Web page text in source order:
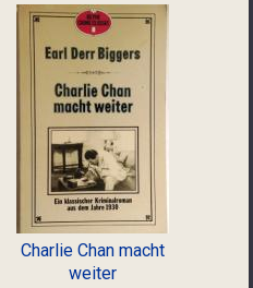
Charlie Chan macht
weiter